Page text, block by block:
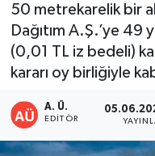
50 metrekarelik bir
Dağıtım A.Ş.’ye 49
(0,01 TL iz bedeli)
kararı oy birliğiyle
A. Ü.
EDITÖR
KARABÜK
KASTAMONU